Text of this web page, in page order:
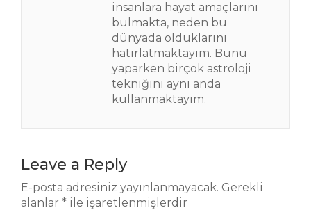
insanlara hayat amaçlarını
bulmakta, neden bu
dünyada olduklarını
hatırlatmaktayım. Bunu
yaparken birçok astroloji
tekniğini aynı anda
kullanmaktayım.
Leave a Reply
E-posta adresiniz yayınlanmayacak. Gerekli
alanlar * ile işaretlenmişlerdir